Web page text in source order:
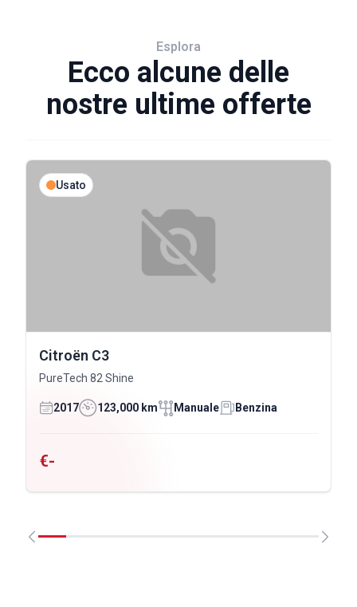
Esplora
Ecco alcune delle
nostre ultime offerte
Usato
Citroën C3
PureTech 82 Shine
2017 123,000 km Manuale Benzina
€-